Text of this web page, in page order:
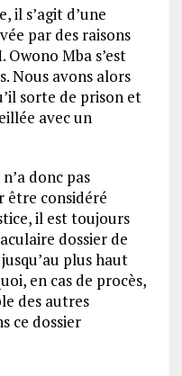
il s’agit d’une
par des raisons
Mba s’est
Nous avons alors
sorte de prison et
avec un
donc pas
être considéré
il est toujours
dossier de
plus haut
en cas de procès,
des autres
ce dossier